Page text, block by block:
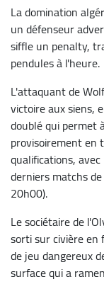
La domination
un défenseur
siffle un penalty,
pendules à l'heure.
L'attaquant de
victoire aux siens,
doublé qui permet
provisoirement en
qualifications,
derniers matchs
20h00).
Le sociétaire de
sorti sur civière en
de jeu dangereux
surface qui a